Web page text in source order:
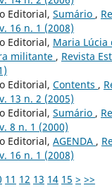
Editorial, Sumário ,
16 n. 1 (2008)
Editorial, Maria Lúcia
militante , Revista
Editorial, Contents ,
13 n. 2 (2005)
Editorial, Sumário ,
8 n. 1 (2000)
Editorial, AGENDA ,
16 n. 1 (2008)
11 12 13 14 15 > >>